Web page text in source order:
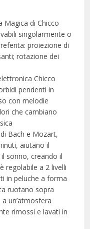
Magica di Chicco
singolarmente o
proiezione di
rotazione dei
Chicco
pendenti in
con melodie
che cambiano
Bach e Mozart,
aiutano il
sonno, creando il
regolabile a 2 livelli
in peluche a forma
ruotano sopra
un’atmosfera
rimossi e lavati in